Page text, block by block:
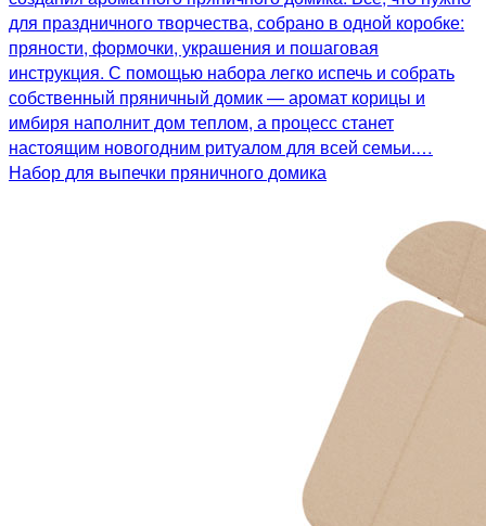
для праздничного творчества, собрано в одной коробке:
пряности, формочки, украшения и пошаговая
инструкция. С помощью набора легко испечь и собрать
собственный пряничный домик — аромат корицы и
имбиря наполнит дом теплом, а процесс станет
настоящим новогодним ритуалом для всей семьи.…
Набор для выпечки пряничного домика